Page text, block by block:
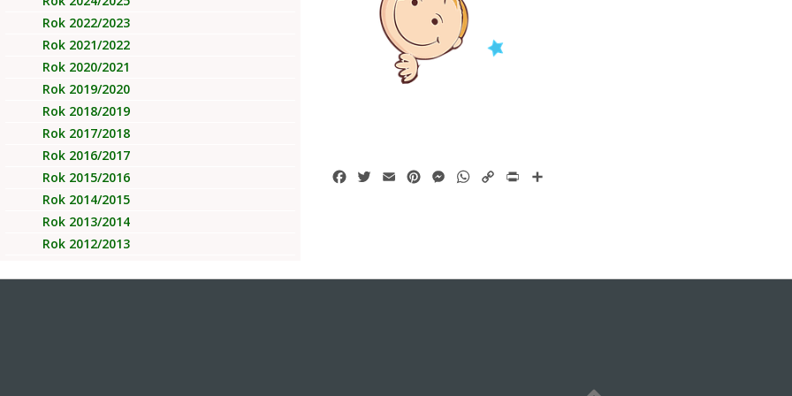
FacebookTwitterEmail PinterestMessenger
WhatsApp
Copy
Print
Rok 2022/2023
Rok 2021/2022
Rok 2020/2021
Rok 2019/2020
Rok 2018/2019
Rok 2017/2018
Rok 2016/2017
Rok 2015/2016
Rok 2014/2015
Rok 2013/2014
Rok 2012/2013